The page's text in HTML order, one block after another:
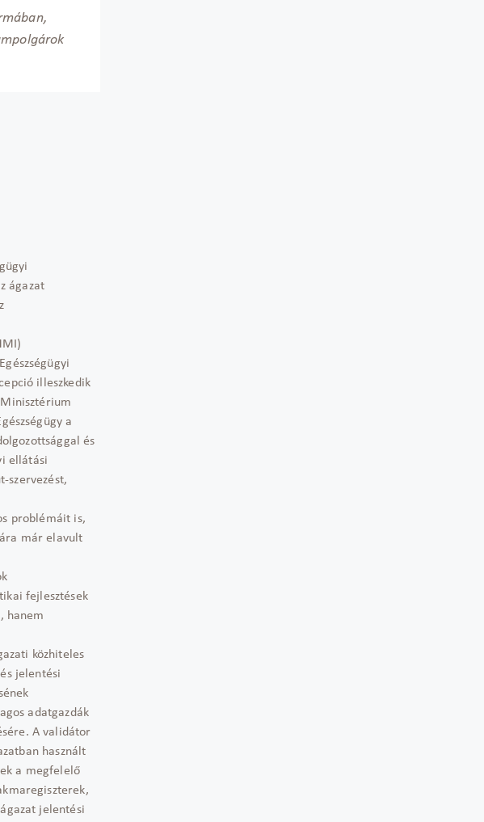
ágazat
illeszkedik
a
és
ellátási
szervezést,
problémáit is,
már elavult
fejlesztések
hanem
közhiteles
jelentési
adatgazdák
A validátor
használt
a megfelelő
jelentési